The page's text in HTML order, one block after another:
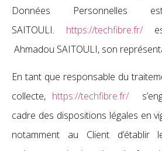
Données Personnelles
SAITOULI. https://techfibre.fr/
Ahmadou SAITOULI, son
En tant que responsable du
collecte, https://techfibre.fr/
cadre des dispositions légales en
notamment au Client d’établir